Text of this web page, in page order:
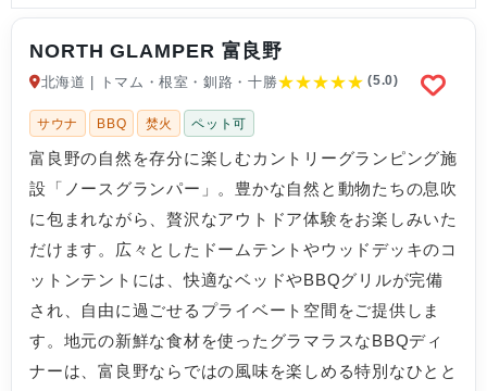
NORTH GLAMPER 富良野
北海道 | トマム・根室・釧路・十勝★★★★★ (5.0)
サウナ BBQ 焚火 ペット可
富良野の自然を存分に楽しむカントリーグランピング施
設「ノースグランパー」。豊かな自然と動物たちの息吹
に包まれながら、贅沢なアウトドア体験をお楽しみいた
だけます。広々としたドームテントやウッドデッキのコ
ットンテントには、快適なベッドやBBQグリルが完備
され、自由に過ごせるプライベート空間をご提供しま
す。地元の新鮮な食材を使ったグラマラスなBBQディ
ナーは、富良野ならではの風味を楽しめる特別なひとと